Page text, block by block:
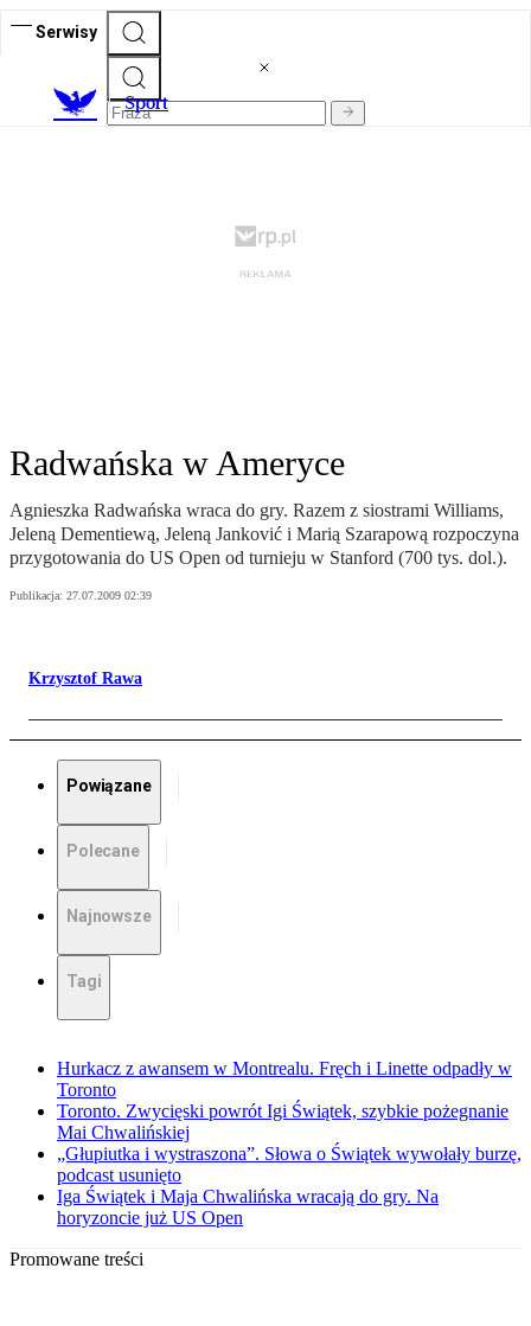
Serwisy
Sport
Radwańska w Ameryce
Agnieszka Radwańska wraca do gry. Razem z siostrami Williams,
Jeleną Dementiewą, Jeleną Janković i Marią Szarapową rozpoczyna
przygotowania do US Open od turnieju w Stanford (700 tys. dol.).
Publikacja: 27.07.2009 02:39
Krzysztof Rawa
Powiązane
Polecane
Najnowsze
Tagi
Hurkacz z awansem w Montrealu. Fręch i Linette odpadły w
Toronto
Toronto. Zwycięski powrót Igi Świątek, szybkie pożegnanie
Mai Chwalińskiej
„Głupiutka i wystraszona”. Słowa o Świątek wywołały burzę,
podcast usunięto
Iga Świątek i Maja Chwalińska wracają do gry. Na
horyzoncie już US Open
Promowane treści